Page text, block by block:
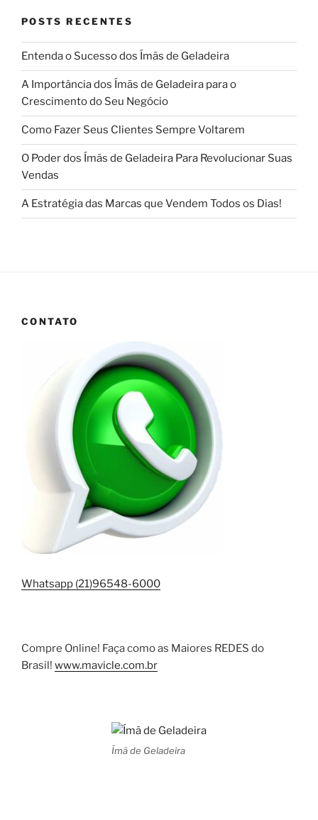
POSTS RECENTES
Entenda o Sucesso dos Ímãs de Geladeira
A Importância dos Ímãs de Geladeira para o
Crescimento do Seu Negócio
Como Fazer Seus Clientes Sempre Voltarem
O Poder dos Ímãs de Geladeira Para Revolucionar Suas
Vendas
A Estratégia das Marcas que Vendem Todos os Dias!
CONTATO
Whatsapp (21)96548-6000
Compre Online! Faça como as Maiores REDES do
Brasil! www.mavicle.com.br
Ímã de Geladeira